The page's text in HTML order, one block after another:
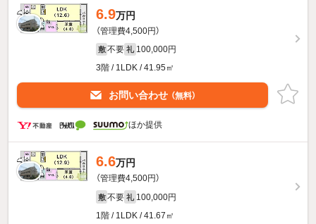
6.9万円
（管理費4,500円）
敷 不要 礼 100,000円
3階 / 1LDK / 41.95㎡
お問い合わせ （無料）
ほか提供
6.6万円
（管理費4,500円）
敷 不要 礼 100,000円
1階 / 1LDK / 41.67㎡